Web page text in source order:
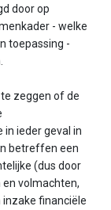
door op
- welke
toepassing -
zeggen of de
ieder geval in
betreffen een
(dus door
volmachten,
financiële